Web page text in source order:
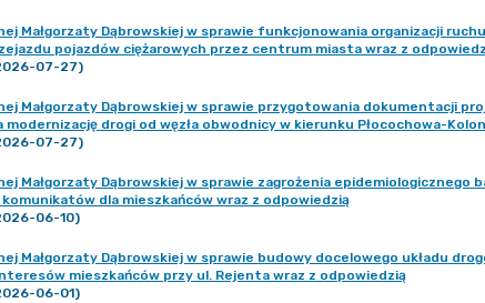
Małgorzaty Dąbrowskiej w sprawie funkcjonowania organizacji
pojazdów ciężarowych przez centrum miasta wraz z
07-27)
Małgorzaty Dąbrowskiej w sprawie przygotowania dokumentacji
drogi od węzła obwodnicy w kierunku Płocochowa-
07-27)
Małgorzaty Dąbrowskiej w sprawie zagrożenia epidemiologicznego
dla mieszkańców wraz z odpowiedzią
06-10)
Małgorzaty Dąbrowskiej w sprawie budowy docelowego układu
mieszkańców przy ul. Rejenta wraz z odpowiedzią
06-01)